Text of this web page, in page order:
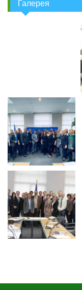
Галерея